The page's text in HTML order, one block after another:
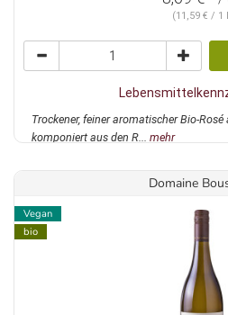
(11,59 € / 1
Trockener, feiner aromatischer Bio-
komponiert aus den R... mehr
Domaine
Vegan
bio